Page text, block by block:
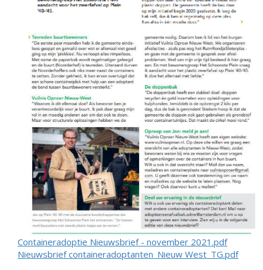
Containeradoptie Nieuwsbrief - november 2021.pdf
Nieuwsbrief containeradoptanten_Nieuw West_TG.pdf